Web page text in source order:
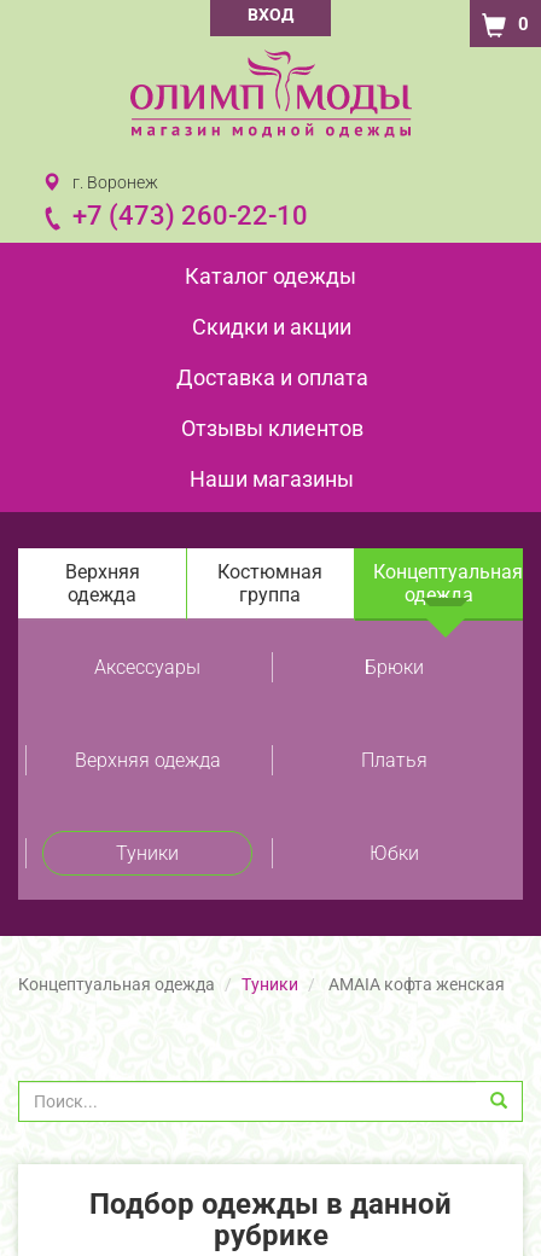
ВХОД 0
г. Воронеж
+7 (473) 260-22-10
Каталог одежды
Скидки и акции
Доставка и оплата
Отзывы клиентов
Наши магазины
Верхняя
одежда
Костюмная
группа
Концептуальная
одежда
Аксессуары Брюки
Верхняя одежда Платья
Туники Юбки
Концептуальная одежда Туники AMAIA кофта женская
Подбор одежды в данной
рубрике